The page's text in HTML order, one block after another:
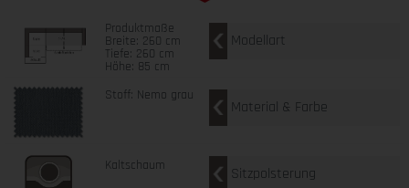
Produktmaße
Breite: 260 cm
Tiefe: 260 cm
Höhe: 85 cm
Modellart
Stoff: Nemo grau
Material & Farbe
Kaltschaum Sitzpolsterung